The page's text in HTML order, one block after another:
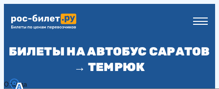
БИЛЕТЫ НА АВТОБУС САРАТОВ
→ ТЕМРЮК
Откуда